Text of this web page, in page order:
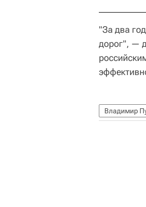
"За два
дорог", —
Владимир